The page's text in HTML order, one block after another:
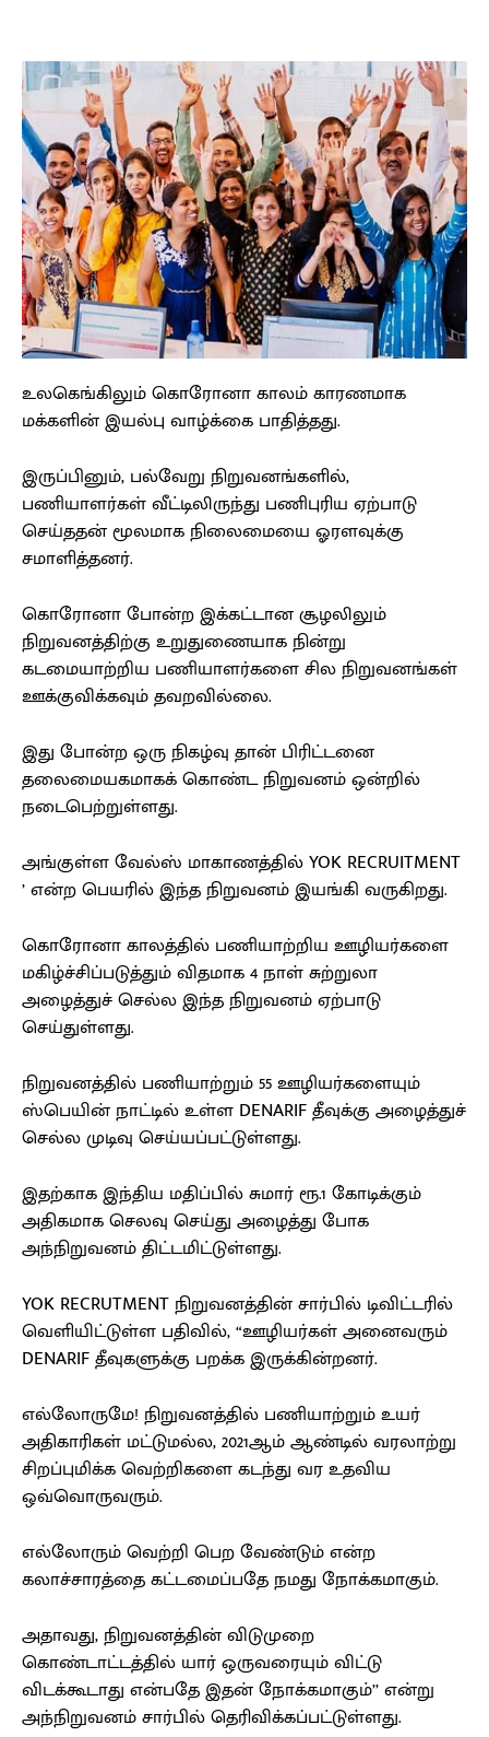
உலகெங்கிலும் கொரோனா காலம் காரணமாக
மக்களின் இயல்பு வாழ்க்கை பாதித்தது.
இருப்பினும், பல்வேறு நிறுவனங்களில்,
பணியாளர்கள் வீட்டிலிருந்து பணிபுரிய ஏற்பாடு
செய்ததன் மூலமாக நிலைமையை ஓரளவுக்கு
சமாளித்தனர்.
கொரோனா போன்ற இக்கட்டான சூழலிலும்
நிறுவனத்திற்கு உறுதுணையாக நின்று
கடமையாற்றிய பணியாளர்களை சில நிறுவனங்கள்
ஊக்குவிக்கவும் தவறவில்லை.
இது போன்ற ஒரு நிகழ்வு தான் பிரிட்டனை
தலைமையகமாகக் கொண்ட நிறுவனம் ஒன்றில்
நடைபெற்றுள்ளது.
அங்குள்ள வேல்ஸ் மாகாணத்தில் YOK RECRUITMENT
’ என்ற பெயரில் இந்த நிறுவனம் இயங்கி வருகிறது.
கொரோனா காலத்தில் பணியாற்றிய ஊழியர்களை
மகிழ்ச்சிப்படுத்தும் விதமாக 4 நாள் சுற்றுலா
அழைத்துச் செல்ல இந்த நிறுவனம் ஏற்பாடு
செய்துள்ளது.
நிறுவனத்தில் பணியாற்றும் 55 ஊழியர்களையும்
ஸ்பெயின் நாட்டில் உள்ள DENARIF தீவுக்கு அழைத்துச்
செல்ல முடிவு செய்யப்பட்டுள்ளது.
இதற்காக இந்திய மதிப்பில் சுமார் ரூ.1 கோடிக்கும்
அதிகமாக செலவு செய்து அழைத்து போக
அந்நிறுவனம் திட்டமிட்டுள்ளது.
YOK RECRUTMENT நிறுவனத்தின் சார்பில் டிவிட்டரில்
வெளியிட்டுள்ள பதிவில், “ஊழியர்கள் அனைவரும்
DENARIF தீவுகளுக்கு பறக்க இருக்கின்றனர்.
எல்லோருமே! நிறுவனத்தில் பணியாற்றும் உயர்
அதிகாரிகள் மட்டுமல்ல, 2021ஆம் ஆண்டில் வரலாற்று
சிறப்புமிக்க வெற்றிகளை கடந்து வர உதவிய
ஒவ்வொருவரும்.
எல்லோரும் வெற்றி பெற வேண்டும் என்ற
கலாச்சாரத்தை கட்டமைப்பதே நமது நோக்கமாகும்.
அதாவது, நிறுவனத்தின் விடுமுறை
கொண்டாட்டத்தில் யார் ஒருவரையும் விட்டு
விடக்கூடாது என்பதே இதன் நோக்கமாகும்’’ என்று
அந்நிறுவனம் சார்பில் தெரிவிக்கப்பட்டுள்ளது.